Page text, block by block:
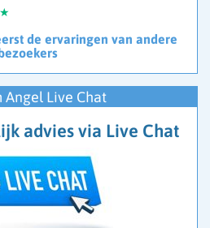
de ervaringen van andere
Angel Live Chat
advies via Live Chat